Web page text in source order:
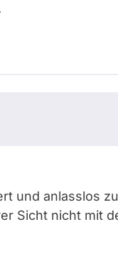
und anlasslos
Sicht nicht mit